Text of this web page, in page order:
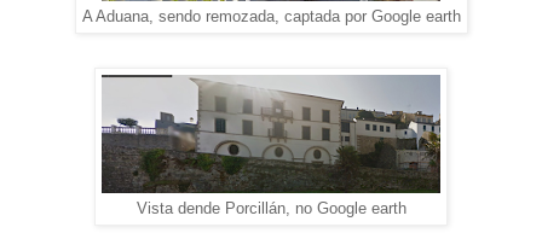
A Aduana, sendo remozada, captada por Google earth
Vista dende Porcillán, no Google earth